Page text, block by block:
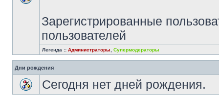
Зарегистрированные
пользователей
Легенда :: Администраторы Супермодераторы
Дни рождения
Сегодня нет дней рождения.